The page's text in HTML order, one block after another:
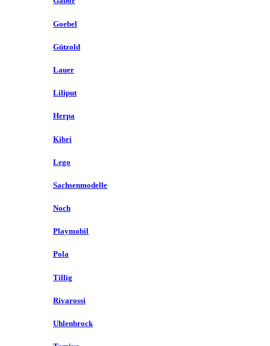
Goebel
Gützold
Lauer
Liliput
Herpa
Kibri
Lego
Sachsenmodelle
Noch
Playmobil
Pola
Tillig
Rivarossi
Uhlenbrock